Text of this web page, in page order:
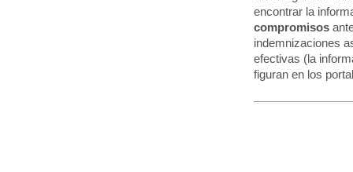
encontrar la
compromisos
indemnizaciones
efectivas (la
figuran en los